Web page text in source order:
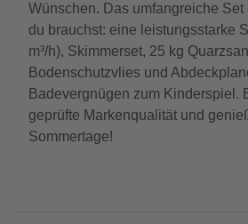
Wünschen. Das umfangreiche
du brauchst: eine leistungsstarke
m³/h), Skimmerset, 25 kg
Bodenschutzvlies und
Badevergnügen zum Kinderspiel.
geprüfte Markenqualität und
Sommertage!